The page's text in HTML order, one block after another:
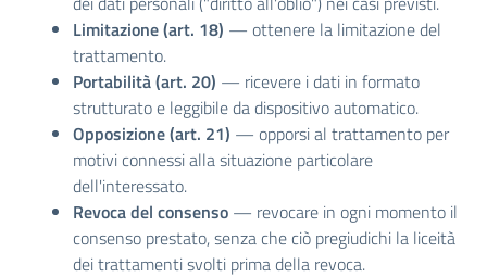
Limitazione (art. 18) — ottenere la limitazione del
trattamento.
Portabilità (art. 20) — ricevere i dati in formato
strutturato e leggibile da dispositivo automatico.
Opposizione (art. 21) — opporsi al trattamento per
motivi connessi alla situazione particolare
dell'interessato.
Revoca del consenso — revocare in ogni momento il
consenso prestato, senza che ciò pregiudichi la liceità
dei trattamenti svolti prima della revoca.